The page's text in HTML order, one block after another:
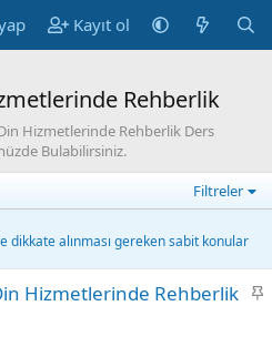
Kayıt ol
Rehberlik
Hizmetlerinde Rehberlik Ders
Bulabilirsiniz.
Filtreler
dikkate alınması gereken sabit konular
S
Hizmetlerinde Rehberlik